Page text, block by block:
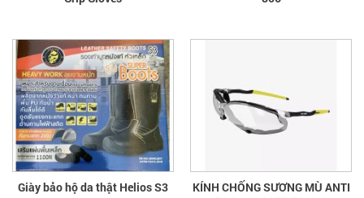
Giày bảo hộ da thật Helios S3
KÍNH CHỐNG SƯƠNG MÙ ANTI